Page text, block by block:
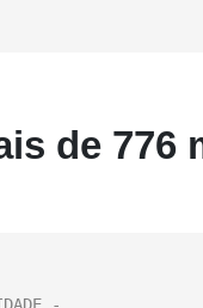
de 776